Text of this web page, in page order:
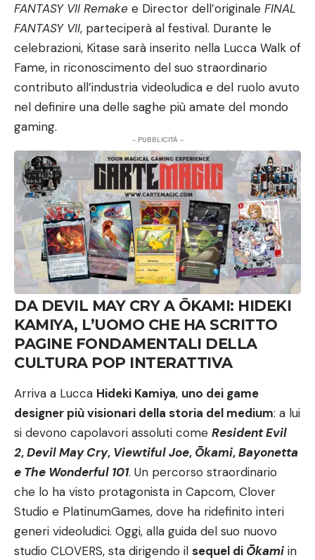
FANTASY VII Remake e Director dell’originale FINAL
FANTASY VII, parteciperà al festival. Durante le
celebrazioni, Kitase sarà inserito nella Lucca Walk of
Fame, in riconoscimento del suo straordinario
contributo all’industria videoludica e del ruolo avuto
nel definire una delle saghe più amate del mondo
gaming.
- PUBBLICITÀ -
DA DEVIL MAY CRY A ŌKAMI: HIDEKI
KAMIYA, L’UOMO CHE HA SCRITTO
PAGINE FONDAMENTALI DELLA
CULTURA POP INTERATTIVA
Arriva a Lucca Hideki Kamiya, uno dei game
designer più visionari della storia del medium: a lui
si devono capolavori assoluti come Resident Evil
2,Devil May Cry, Viewtiful Joe, Ōkami,Bayonetta
e The Wonderful 101. Un percorso straordinario
che lo ha visto protagonista in Capcom, Clover
Studio e PlatinumGames, dove ha ridefinito interi
generi videoludici. Oggi, alla guida del suo nuovo
studio CLOVERS, sta dirigendo il sequel di Ōkami in